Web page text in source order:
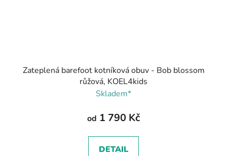
Zateplená barefoot kotníková obuv - Bob blossom
růžová, KOEL4kids
Skladem*
od 1 790 Kč
DETAIL